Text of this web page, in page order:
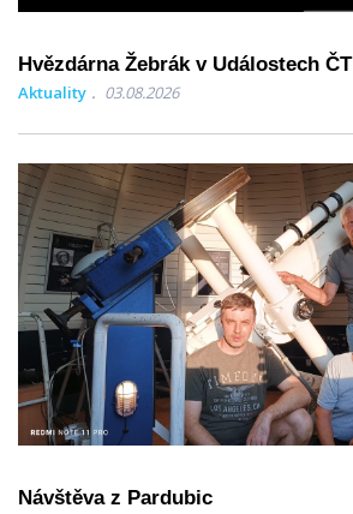
Hvězdárna Žebrák v Událostech ČT
Aktuality 03.08.2026
Návštěva z Pardubic